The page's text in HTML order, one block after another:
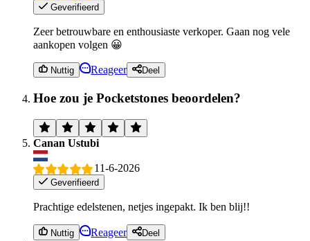
Geverifieerd
Zeer betrouwbare en enthousiaste verkoper. Gaan nog vele
aankopen volgen 😀
Nuttig Reageer Deel
Hoe zou je Pocketstones beoordelen?
Canan Ustubi
11-6-2026
Geverifieerd
Prachtige edelstenen, netjes ingepakt. Ik ben blij!!
Nuttig Reageer Deel